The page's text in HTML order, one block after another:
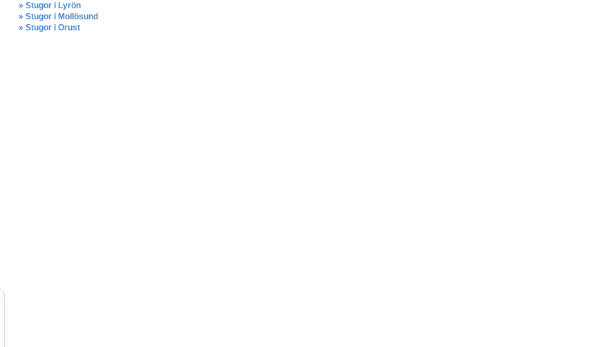
» Stugor i Lyrön
» Stugor i Mollösund
» Stugor i Orust